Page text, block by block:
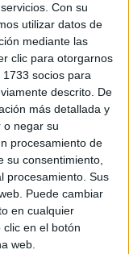
Con su
utilizar datos de
mediante las
clic para otorgarnos
socios para
descrito. De
más detallada y
o negar su
procesamiento de
su consentimiento,
procesamiento. Sus
Puede cambiar
en cualquier
en el botón
web.
el Ejército de
una de sus
se va a
se ordenarán
sobre el
Con la
un tratamiento
sobre los